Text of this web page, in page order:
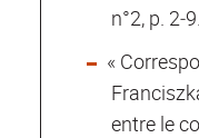
n°2, p. 2‐9.
«
entre le